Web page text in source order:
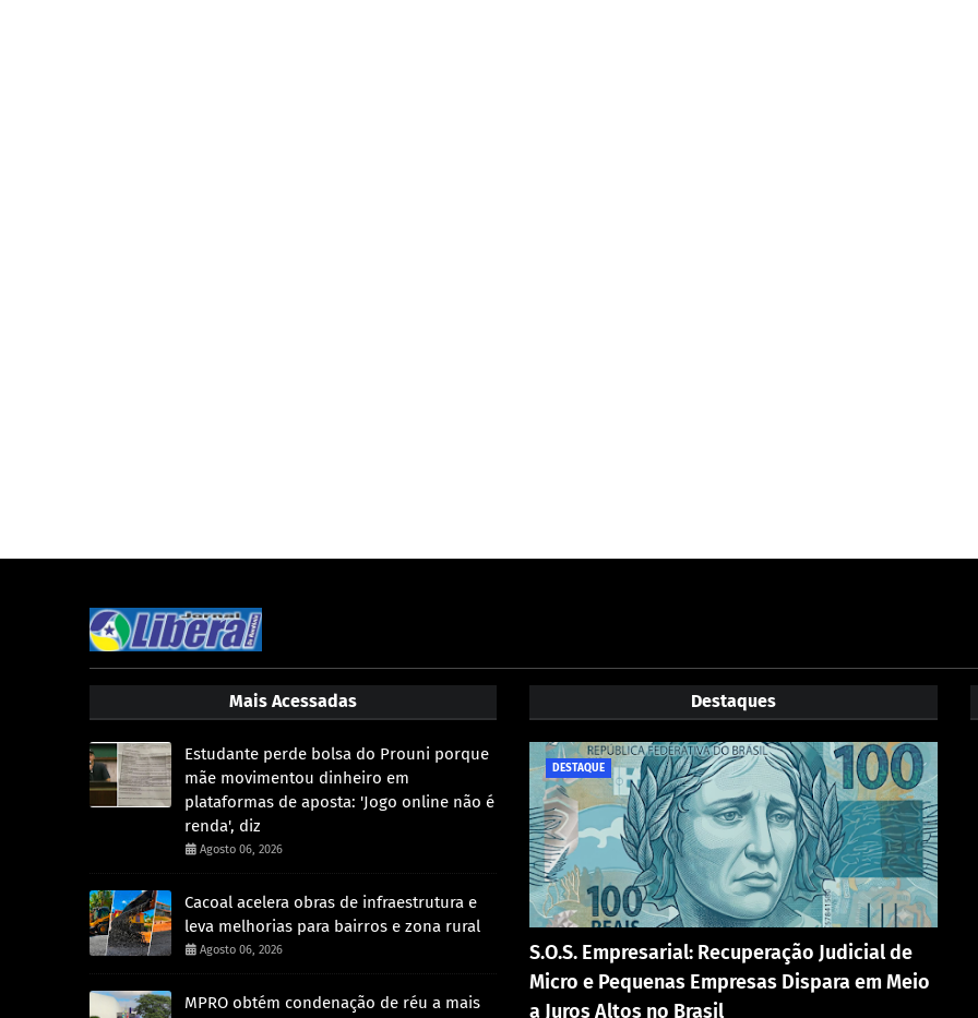
Mais Acessadas
Estudante perde bolsa do Prouni porque
mãe movimentou dinheiro em
plataformas de aposta: 'Jogo online não é
renda', diz
Agosto 06, 2026
Cacoal acelera obras de infraestrutura e
leva melhorias para bairros e zona rural
Agosto 06, 2026
MPRO obtém condenação de réu a mais
Destaques
DESTAQUE
S.O.S. Empresarial: Recuperação Judicial de
Micro e Pequenas Empresas Dispara em Meio
a Juros Altos no Brasil